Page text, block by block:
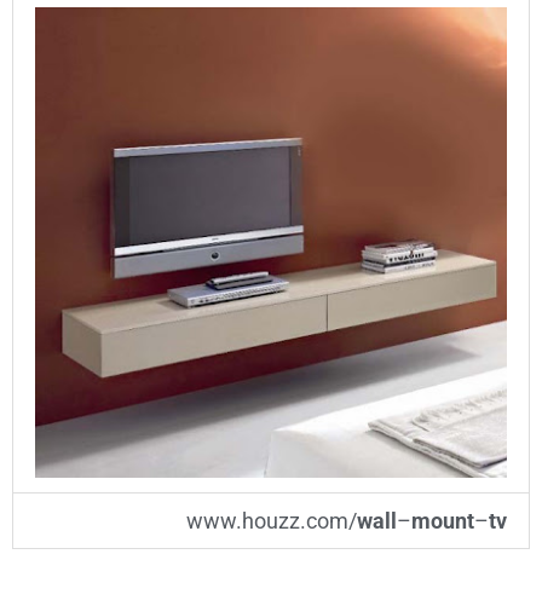
www.houzz.com/wall –mount–tv